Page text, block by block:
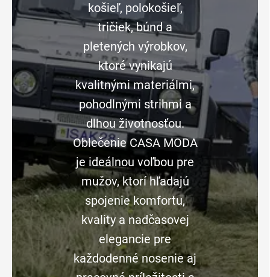
košieľ, polokošieľ,
tričiek, búnd a
pletených výrobkov,
ktoré vynikajú
kvalitnými materiálmi,
pohodlnými strihmi a
dlhou životnosťou.
Oblečenie CASA MODA
je ideálnou voľbou pre
mužov, ktorí hľadajú
spojenie komfortu,
kvality a nadčasovej
elegancie pre
každodenné nosenie aj